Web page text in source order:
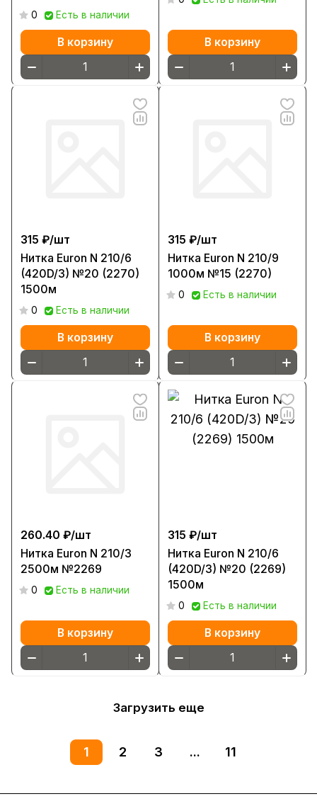
0 Есть в наличии
В корзину В корзину
315 ₽/шт
Нитка Euron N 210/6
(420D/3) №20 (2270)
1500м
0 Есть в наличии
В корзину
315 ₽/шт
Нитка Euron N 210/9
1000м №15 (2270)
0 Есть в наличии
В корзину
260.40 ₽/шт
Нитка Euron N 210/3
2500м №2269
0 Есть в наличии
В корзину
315 ₽/шт
Нитка Euron N 210/6
(420D/3) №20 (2269)
1500м
0 Есть в наличии
В корзину
Загрузить еще
1 2 3 ... 11